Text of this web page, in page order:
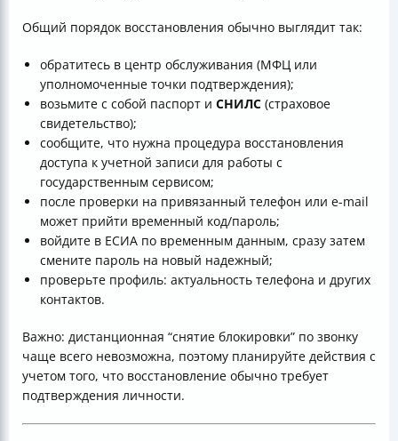
Общий порядок восстановления обычно выглядит так:
обратитесь в центр обслуживания (МФЦ или
уполномоченные точки подтверждения);
возьмите с собой паспорт и СНИЛС (страховое
свидетельство);
сообщите, что нужна процедура восстановления
доступа к учетной записи для работы с
государственным сервисом;
после проверки на привязанный телефон или e-mail
может прийти временный код/пароль;
войдите в ЕСИА по временным данным, сразу затем
смените пароль на новый надежный;
проверьте профиль: актуальность телефона и других
контактов.
Важно: дистанционная “снятие блокировки” по звонку
чаще всего невозможна, поэтому планируйте действия с
учетом того, что восстановление обычно требует
подтверждения личности.